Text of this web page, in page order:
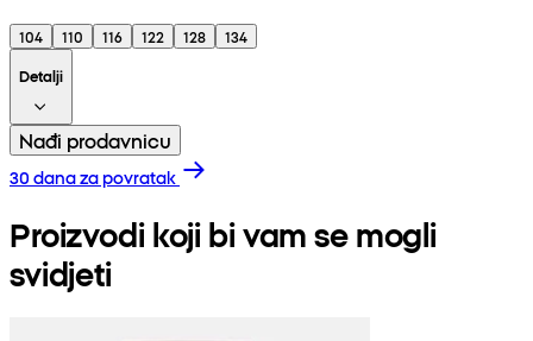
104 110 116 122 128
134
Detalji
Nađi prodavnicu
30 dana za povratak
Proizvodi koji bi vam se mogli
svidjeti